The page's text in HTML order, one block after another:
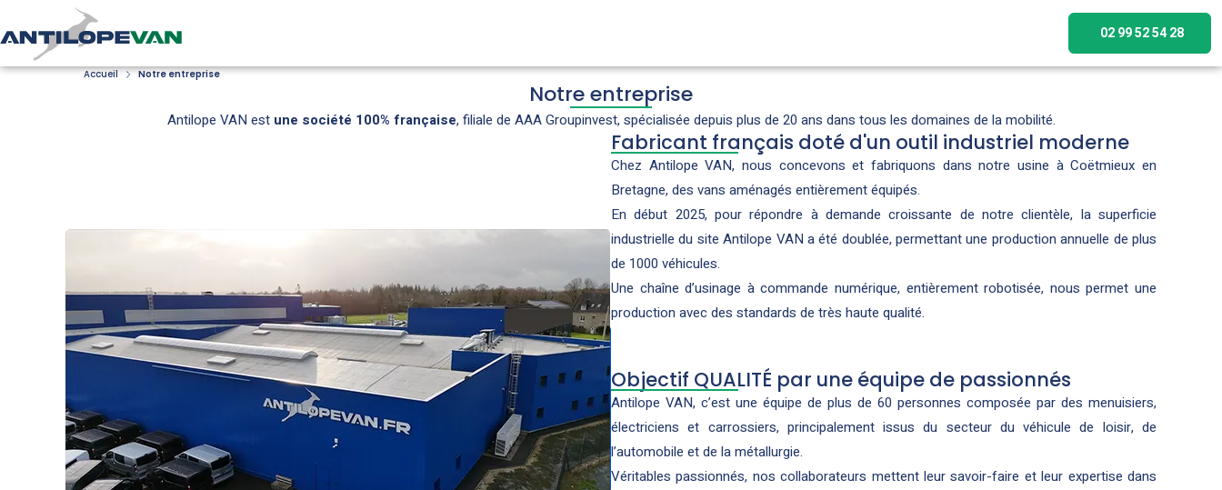
02 99 52 54 28
Accueil Notre entreprise
Notre entreprise
Antilope VAN est une société 100% française, filiale de AAA Groupinvest, spécialisée depuis plus de 20 ans dans tous les domaines de la mobilité.
Fabricant français doté d'un outil industriel moderne
Chez Antilope VAN, nous concevons et fabriquons dans notre usine à Coëtmieux en
Bretagne, des vans aménagés entièrement équipés.
En début 2025, pour répondre à demande croissante de notre clientèle, la superficie
industrielle du site Antilope VAN a été doublée, permettant une production annuelle de plus
de 1000 véhicules.
Une chaîne d’usinage à commande numérique, entièrement robotisée, nous permet une
production avec des standards de très haute qualité.
Objectif QUALITÉ par une équipe de passionnés
Antilope VAN, c’est une équipe de plus de 60 personnes composée par des menuisiers,
électriciens et carrossiers, principalement issus du secteur du véhicule de loisir, de
l’automobile et de la métallurgie.
Véritables passionnés, nos collaborateurs mettent leur savoir-faire et leur expertise dans